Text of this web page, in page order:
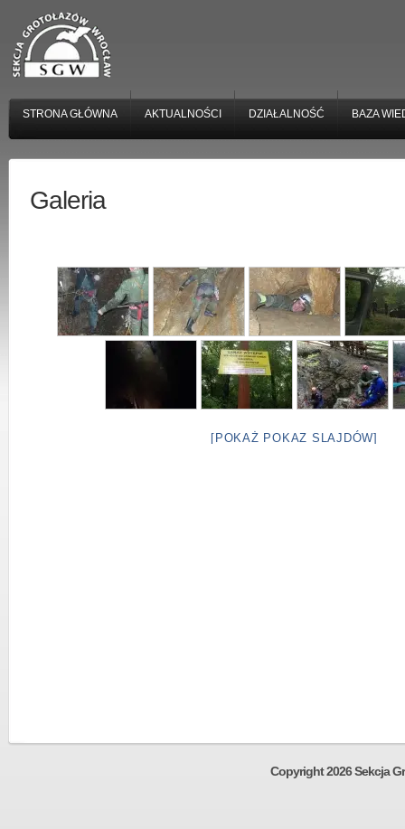
STRONA GŁÓWNA AKTUALNOŚCI DZIAŁALNOŚĆ BAZA
Galeria
[POKAŻ POKAZ SLAJDÓW]
Copyright 2026 Sekcja